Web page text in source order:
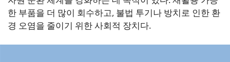
한 부품을 더 많이 회수하고, 불법 투기나 방치로 인한 환
경 오염을 줄이기 위한 사회적 장치다.